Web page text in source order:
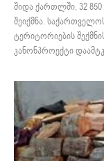
შიდა ქართლში, 32
შეიქმნა.
ტერიტორიების
კანონპროექტი